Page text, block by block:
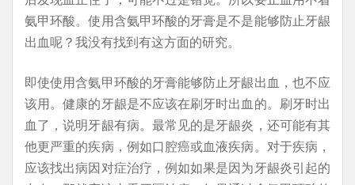
氨甲环酸。使用含氨甲环酸的牙膏是不是能够防止牙龈
出血呢？我没有找到有这方面的研究。
即使使用含氨甲环酸的牙膏能够防止牙龈出血，也不应
该用。健康的牙龈是不应该在刷牙时出血的。刷牙时出
血了，说明牙龈有病。最常见的是牙龈炎，还可能有其
他更严重的疾病，例如口腔癌或血液疾病。对于疾病，
应该找出病因对症治疗，例如如果是因为牙龈炎引起的